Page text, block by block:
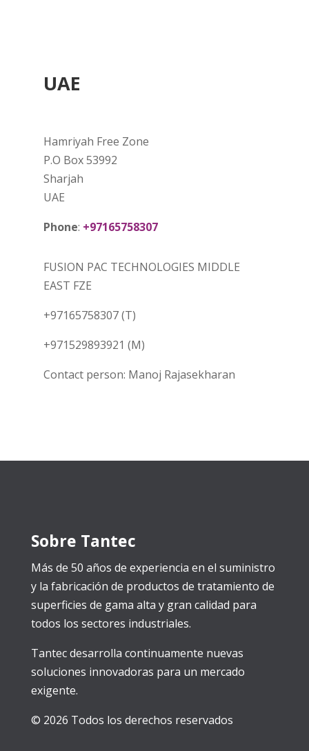
UAE
Hamriyah Free Zone
P.O Box 53992
Sharjah
UAE
Phone: +97165758307
FUSION PAC TECHNOLOGIES MIDDLE
EAST FZE
+97165758307 (T)
+971529893921 (M)
Contact person: Manoj Rajasekharan
Sobre Tantec
Más de 50 años de experiencia en el suministro
y la fabricación de productos de tratamiento de
superficies de gama alta y gran calidad para
todos los sectores industriales.
Tantec desarrolla continuamente nuevas
soluciones innovadoras para un mercado
exigente.
© 2026 Todos los derechos reservados